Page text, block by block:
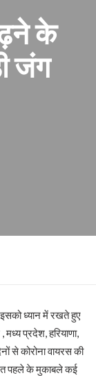
के
जंग
ध्यान में रखते हुए
प्रदेश, हरियाणा,
से कोरोना वायरस की
पहले के मुकाबले कई